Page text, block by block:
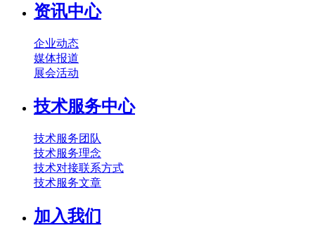
资讯中心
企业动态
媒体报道
展会活动
技术服务中心
技术服务团队
技术服务理念
技术对接联系方式
技术服务文章
加入我们